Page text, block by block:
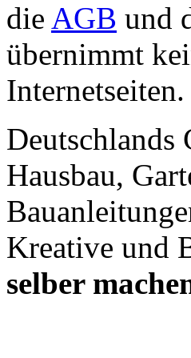
die AGB und
übernimmt
Internetseiten.
Hausbau,
Kreative und
selber